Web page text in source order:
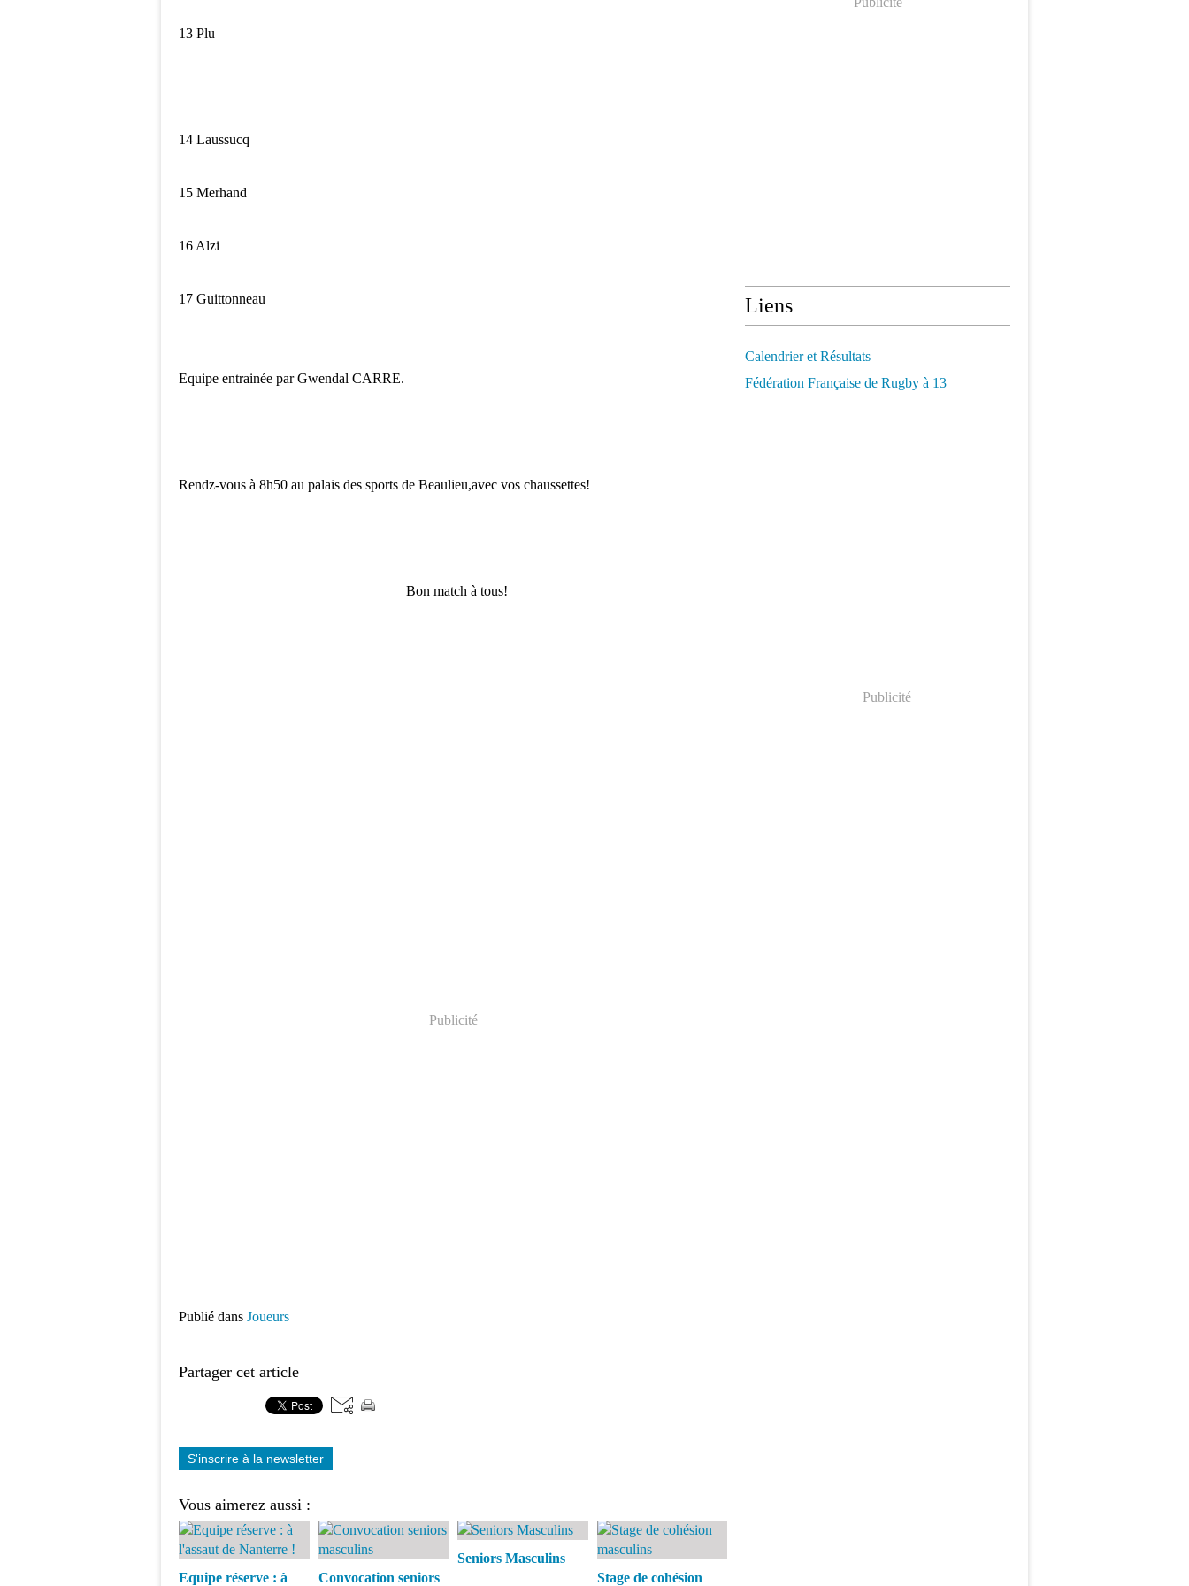
13 Plu
14 Laussucq
15 Merhand
16 Alzi
17 Guittonneau
Equipe entrainée par Gwendal CARRE.
Rendz-vous à 8h50 au palais des sports de Beaulieu,avec vos chaussettes!
Bon match à tous!
Publicité
Publié dans Joueurs
Partager cet article
S'inscrire à la newsletter
Vous aimerez aussi :
Equipe réserve : à Convocation seniors
Seniors Masculins
Stage de cohésion
Liens
Calendrier et Résultats
Fédération Française de Rugby à 13
Publicité